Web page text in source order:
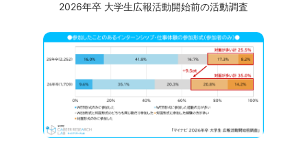
2026年卒 大学生広報活動開始前の活動調査